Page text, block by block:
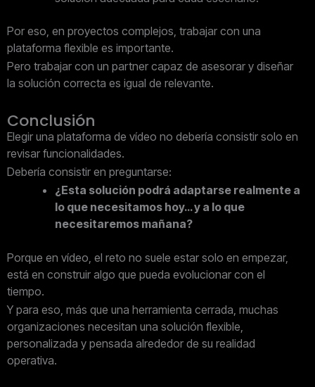
Por eso, en proyectos complejos, trabajar con una
plataforma flexible es importante.
Pero trabajar con un partner capaz de asesorar y diseñar
la solución correcta es igual de relevante.
Conclusión
Elegir una plataforma de vídeo no debería consistir solo en
revisar funcionalidades.
Debería consistir en preguntarse:
¿Esta solución podrá adaptarse realmente a
lo que necesitamos hoy… y a lo que
necesitaremos mañana?
Porque en vídeo, el reto no suele estar solo en empezar,
está en construir algo que pueda evolucionar con el
tiempo.
Y para eso, más que una herramienta cerrada, muchas
organizaciones necesitan una solución flexible,
personalizada y pensada alrededor de su realidad
operativa.